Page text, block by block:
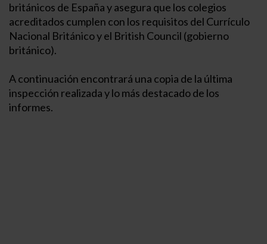
británicos de España y asegura que los colegios
acreditados cumplen con los requisitos del Currículo
Nacional Británico y el British Council (gobierno
británico).
A continuación encontrará una copia de la última
inspección realizada y lo más destacado de los
informes.